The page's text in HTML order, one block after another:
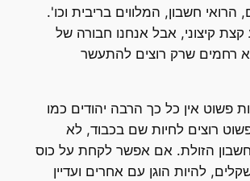
הרואי חשבון, המלווים בריבית וכו'.
קיצוני, אבל אנחנו חבורה של
רחמים שרק רוצים להתעשר
פשוט אין כל כך הרבה יהודים כמו
רוצים לחיות שם בכבוד, לא
הזולת. אם אפשר לקחת על כוס
להיות הוגן עם אחרים ועדיין